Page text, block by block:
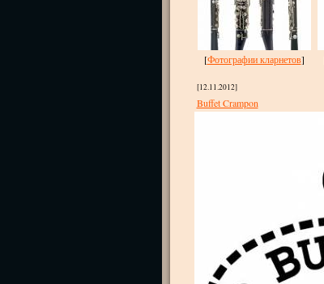
[Фотографии кларнетов]
[12.11.2012]
Buffet Crampon